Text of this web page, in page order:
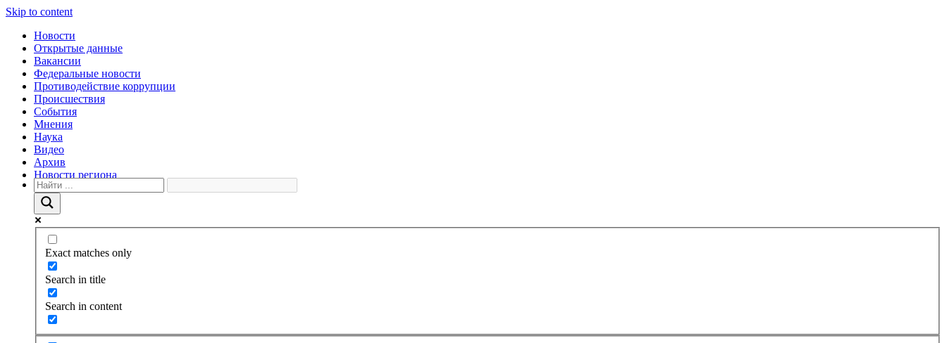
Skip to content
Новости
Открытые данные
Вакансии
Федеральные новости
Противодействие коррупции
Происшествия
События
Мнения
Наука
Видео
Архив
Новости региона
Exact matches only
Search in title
Search in content